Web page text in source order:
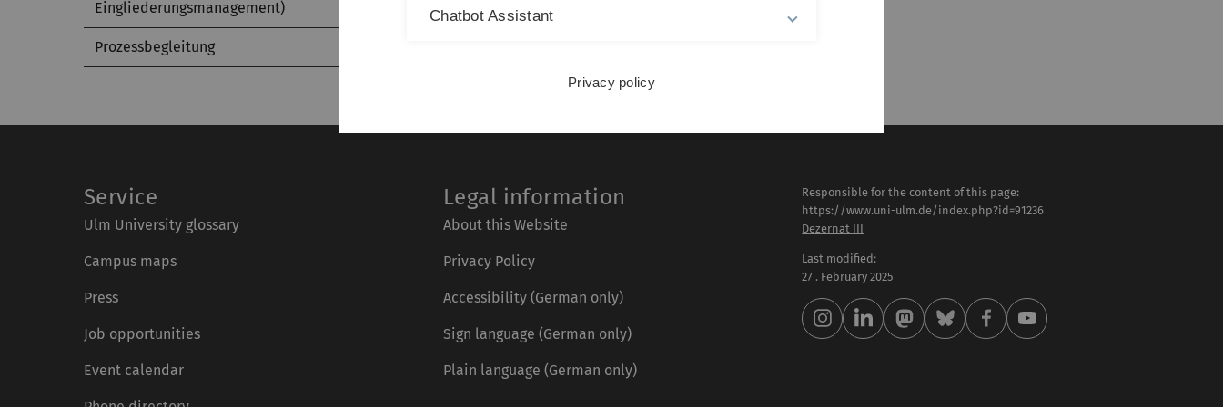
Eingliederungsmanagement)
Prozessbegleitung
Service
Ulm University glossary
Campus maps
Press
Job opportunities
Event calendar
Legal information
About this Website
Privacy Policy
Accessibility (German only)
Sign language (German only)
Plain language (German only)
Responsible for the content of this page:
https://www.uni-ulm.de/index.php?id=91236
Dezernat III
Last modified:
27 . February 2025
Chatbot Assistant
Privacy policy